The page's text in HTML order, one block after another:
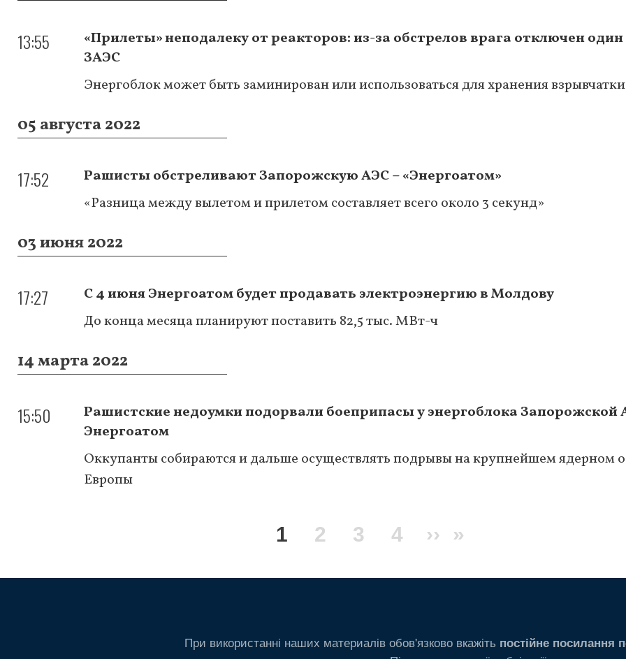
13:55
«Прилеты» неподалеку от реакторов: из-за обстрелов врага отключен
ЗАЭС
Энергоблок может быть заминирован или использоваться для хранения
05 августа 2022
17:52
Рашисты обстреливают Запорожскую АЭС – «Энергоатом»
«Разница между вылетом и прилетом составляет всего около 3 секунд»
03 июня 2022
17:27
С 4 июня Энергоатом будет продавать электроэнергию в Молдову
До конца месяца планируют поставить 82,5 тыс. МВт-ч
14 марта 2022
15:50
Рашистские недоумки подорвали боеприпасы у энергоблока Запорожской
Энергоатом
Оккупанты собираются и дальше осуществлять подрывы на крупнейшем ядерном
Европы
Текущая
1 Page
2 Page
3 Page
4
Следующая
››
Последняя
»
При використанні наших материалів обов'язково вкажіть постійне посилання